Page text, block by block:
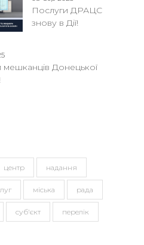
Послуги ДРАЦС
знову в Дії!
мешканців Донецької
центр надання
міська рада
суб'єкт перелік